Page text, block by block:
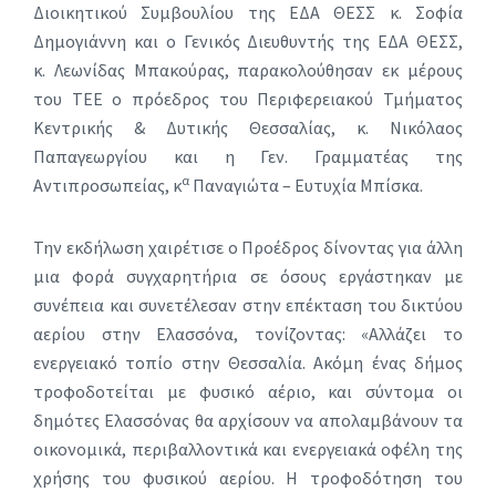
Διοικητικού Συμβουλίου της ΕΔΑ ΘΕΣΣ κ. Σοφία
Δημογιάννη και ο Γενικός Διευθυντής της ΕΔΑ ΘΕΣΣ,
κ. Λεωνίδας Μπακούρας, παρακολούθησαν εκ μέρους
του ΤΕΕ ο πρόεδρος του Περιφερειακού Τμήματος
Κεντρικής & Δυτικής Θεσσαλίας, κ. Νικόλαος
Παπαγεωργίου και η Γεν. Γραμματέας της
Αντιπροσωπείας, κα Παναγιώτα – Ευτυχία Μπίσκα.
Την εκδήλωση χαιρέτισε ο Προέδρος δίνοντας για άλλη
μια φορά συγχαρητήρια σε όσους εργάστηκαν με
συνέπεια και συνετέλεσαν στην επέκταση του δικτύου
αερίου στην Ελασσόνα, τονίζοντας: «Αλλάζει το
ενεργειακό τοπίο στην Θεσσαλία. Ακόμη ένας δήμος
τροφοδοτείται με φυσικό αέριο, και σύντομα οι
δημότες Ελασσόνας θα αρχίσουν να απολαμβάνουν τα
οικονομικά, περιβαλλοντικά και ενεργειακά οφέλη της
χρήσης του φυσικού αερίου. Η τροφοδότηση του